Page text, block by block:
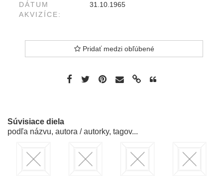
DÁTUM
AKVIZÍCE:
31.10.1965
Pridať medzi obľúbené
Súvisiace diela
podľa názvu, autora / autorky, tagov...